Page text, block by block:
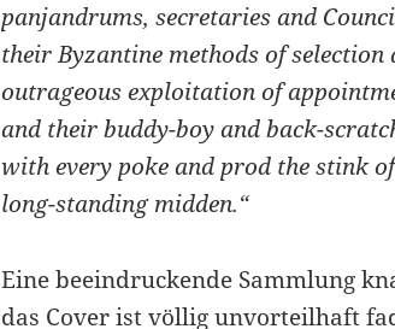
panjandrums, secretaries and
their Byzantine methods of
outrageous exploitation of
and their buddy-boy and back-
with every poke and prod the stink
long-standing midden.“
Eine beeindruckende Sammlung
das Cover ist völlig unvorteilhaft